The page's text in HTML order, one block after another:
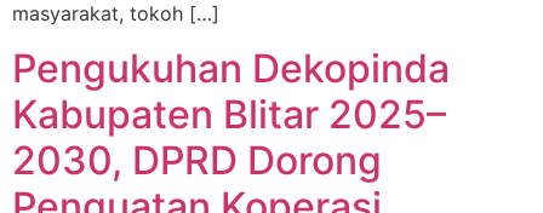
masyarakat, tokoh […]
Pengukuhan Dekopinda
Kabupaten Blitar 2025–
2030, DPRD Dorong